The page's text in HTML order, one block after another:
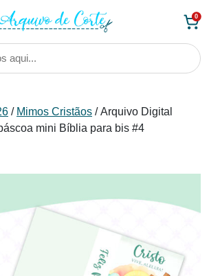
0
/ Mimos Cristãos / Arquivo Digital
mini Bíblia para bis #4